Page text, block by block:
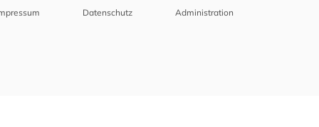
Datenschutz Administration